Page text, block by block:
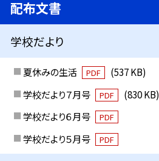
配布文書
学校だより
夏休みの生活 PDF
(537 KB)
学校だより７月号
PDF
(830 KB)
学校だより６月号
PDF
学校だより５月号 PDF